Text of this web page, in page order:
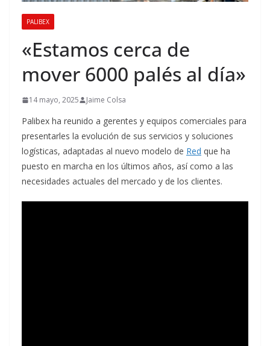
PALIBEX
«Estamos cerca de
mover 6000 palés al día»
14 mayo, 2025 Jaime Colsa
Palibex ha reunido a gerentes y equipos comerciales para
presentarles la evolución de sus servicios y soluciones
logísticas, adaptadas al nuevo modelo de Red que ha
puesto en marcha en los últimos años, así como a las
necesidades actuales del mercado y de los clientes.